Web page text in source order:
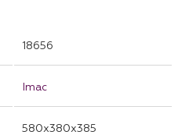
18656
Imac
580x380x385